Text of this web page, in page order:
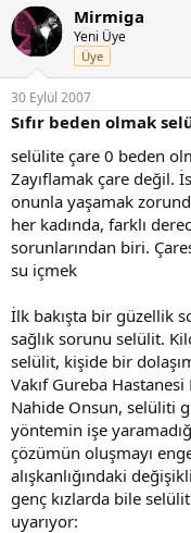
n
b
u
y
u
b
a
ş
l
a
t
a
n
ş
l
a
n
ı
ç
t
a
r
i
h
i
Mirmiga
Yeni Üye
Üye
30 Eylül 2007
Sıfır beden olmak
selülite çare 0 beden
Zayıflamak çare değil.
onunla yaşamak
her kadında, farklı
sorunlarından biri.
su içmek
İlk bakışta bir güzellik
sağlık sorunu selülit.
selülit, kişide bir
Vakıf Gureba
Nahide Onsun, selüliti
yöntemin işe
çözümün oluşmayı
alışkanlığındaki
genç kızlarda bile
uyarıyor: